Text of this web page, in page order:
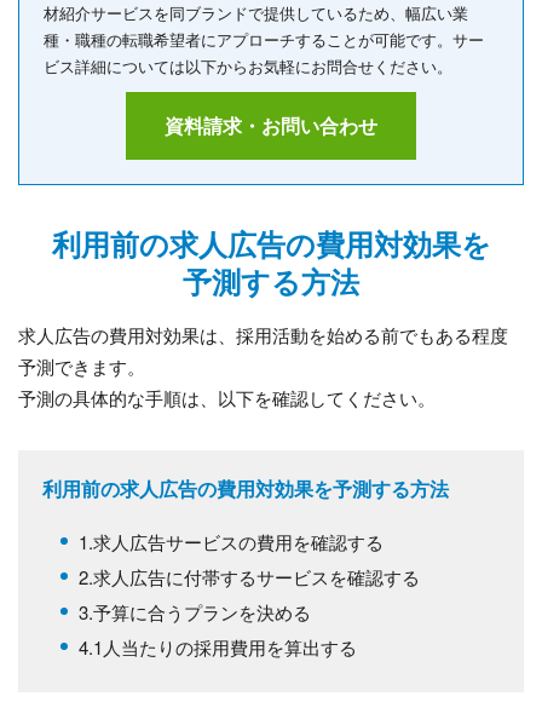
材紹介サービスを同ブランドで提供しているため、幅広い業
種・職種の転職希望者にアプローチすることが可能です。サー
ビス詳細については以下からお気軽にお問合せください。
資料請求・お問い合わせ
利用前の求人広告の費用対効果を
予測する方法
求人広告の費用対効果は、採用活動を始める前でもある程度
予測できます。
予測の具体的な手順は、以下を確認してください。
利用前の求人広告の費用対効果を予測する方法
1.求人広告サービスの費用を確認する
2.求人広告に付帯するサービスを確認する
3.予算に合うプランを決める
4.1人当たりの採用費用を算出する